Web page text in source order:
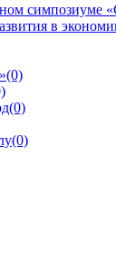
симпозиуме
в
(0)
(0)
(0)